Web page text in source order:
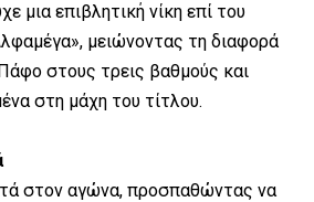
μια επιβλητική νίκη επί του
μειώνοντας τη διαφορά
στους τρεις βαθμούς και
στη μάχη του τίτλου.
στον αγώνα, προσπαθώντας να